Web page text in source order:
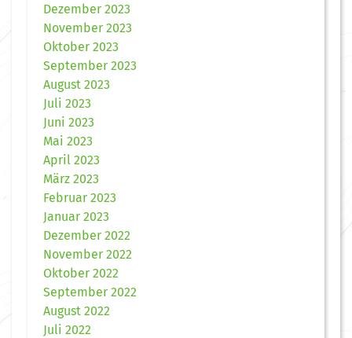
Dezember 2023
November 2023
Oktober 2023
September 2023
August 2023
Juli 2023
Juni 2023
Mai 2023
April 2023
März 2023
Februar 2023
Januar 2023
Dezember 2022
November 2022
Oktober 2022
September 2022
August 2022
Juli 2022